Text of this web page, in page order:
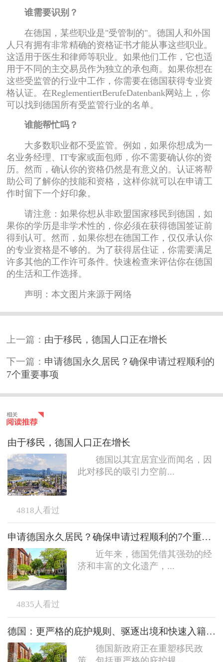
谁需要识别？
在德国，某些职业是"受管制的"。德国人和外国
人只有拥有非常精确的资格证书才能从事这些职业。
这适用于医生和律师等职业。如果他们工作，它也适
用于不同的主交易员作为独立的承包商。如果你想在
这些受监管的行业中工作，你需要在德国获得专业资
格认证。在ReglementiertBerufeDatenbank网站上，你
可以找到德国所有受监管行业的名单。
谁能帮忙吗？
大多数职业都不受监管。例如，如果你想成为一
名业务经理、IT专家或面包师，你不需要确认你的资
历。然而，确认你的资格仍然是有意义的。认证将帮
助公司了解你的技能和资格，这样你就可以在申请工
作时留下一个好印象。
请注意：如果你想从非欧盟国家移民到德国，如
果你的学历是非学术性的，你必须在获得德国签证前
得到认可。然而，如果你想在德国工作，仅仅承认你
的专业资格是不够的。为了获得居住证，你需要满足
许多其他的工作许可条件。快速检查来评估你在德国
的生活和工作选择。
声明：本文图片来源于网络
上一篇： 由于移民，德国人口正在增长
下一篇： 申请德国永久居民？确保申请过程顺利的
7个重要事项
由于移民，德国人口正在增长
德国以其宜居宜业而闻名，因
此对移民的吸引力空前...
4818 人看过
申请德国永久居民？确保申请过程顺利的7个重要事项
近年来，德国凭借其强劲的经
济和丰富的文化遗产，...
4835 人看过
德国：更严格的庇护规则、驱逐出境和快速入籍政策的取消
德国新政府正在重塑移民政